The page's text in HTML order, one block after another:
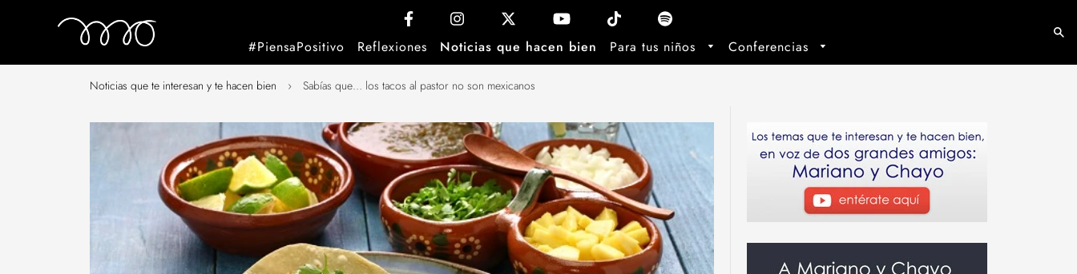
#PiensaPositivo Reflexiones Noticias que hacen bien Para tus niños Conferencias
Noticias que te interesan y te hacen bien › Sabías que… los tacos al pastor no son mexicanos